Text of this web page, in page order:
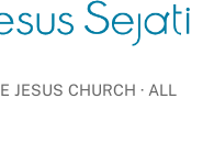
JESUS CHURCH · ALL